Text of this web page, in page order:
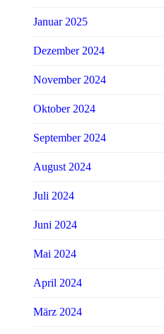
Januar 2025
Dezember 2024
November 2024
Oktober 2024
September 2024
August 2024
Juli 2024
Juni 2024
Mai 2024
April 2024
März 2024